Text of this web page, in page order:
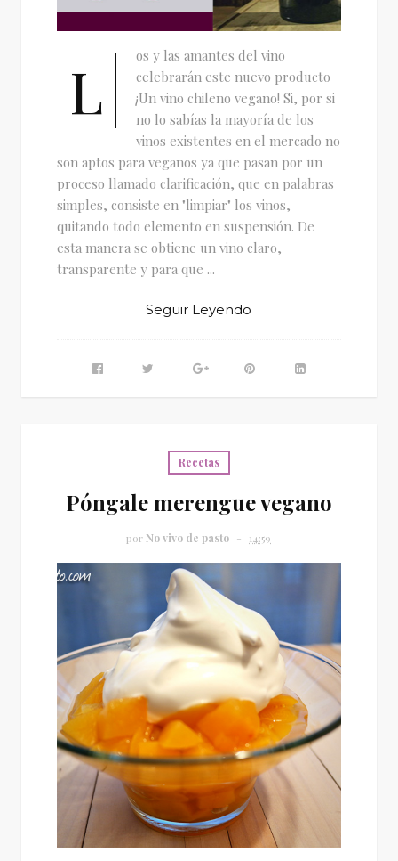
L
os y las amantes del vino
celebrarán este nuevo producto
¡Un vino chileno vegano! Si, por si
no lo sabías la mayoría de los
vinos existentes en el mercado no
son aptos para veganos ya que pasan por un
proceso llamado clarificación, que en palabras
simples, consiste en "limpiar" los vinos,
quitando todo elemento en suspensión. De
esta manera se obtiene un vino claro,
transparente y para que ...
Seguir Leyendo
Recetas
Póngale merengue vegano
por No vivo de pasto 14:59